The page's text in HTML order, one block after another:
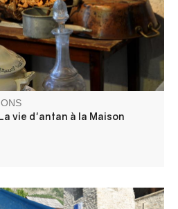
vie d'antan à la Maison